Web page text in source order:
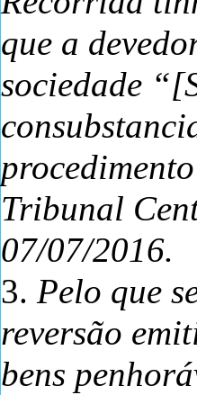
que a
sociedade
Tribunal
07/07/2016.
3.Pelo que
reversão
bens